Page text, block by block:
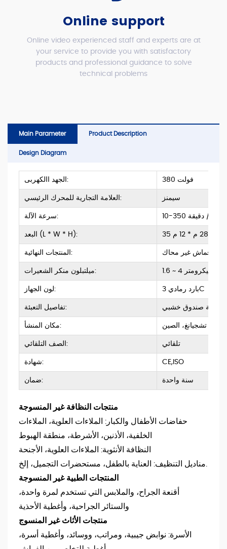
Online support
Online video experienced staff and experts are at
your service to provide you with satisfactory
products and professional guidance to solve
technical problems
Main Parameter Product Description
Design Diagram
الجهد االكهربى: 380 فولت
العلامة التجارية للمحرك الرئيسي: سيمنز
سرعة الآلة: 10-350 م / دقيقة
البعد (L * W * H):
المنتجات النهائية: قماش غير محاك
ميلتبلون منكر الشعيرات: 1.6 ~ 4 ميكرومتر
لون الجهاز: بارد رمادي 3C
تفاصيل التعبئة: حزمة صندوق خشبي
مكان المنشأ: تشجيانغ، الصين
الصف التلقائي: تلقائي
شهادة: CE,ISO
ضمان: سنة واحدة
منتجات النظافة غير المنسوجة
حفاضات الأطفال والكبار: الملاءات العلوية، الملاءات
الخلفية، الأذنين، الأشرطة، منطقة الهبوط
النظافة الأنثوية: الملاءات العلوية، الأجنحة
مناديل التنظيف: العناية بالطفل، مستحضرات التجميل، إلخ.
المنتجات الطبية غير المنسوجة
أقنعة الجراح، والملابس التي تستخدم لمرة واحدة،
والستائر الجراحية، وأغطية الأحذية
منتجات الأثاث غير المنسوج
الأسرة: نوابض جيبية، ومراتب، ووسائد، وأغطية أسرة،